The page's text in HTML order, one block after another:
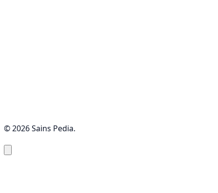
© 2026 Sains Pedia.